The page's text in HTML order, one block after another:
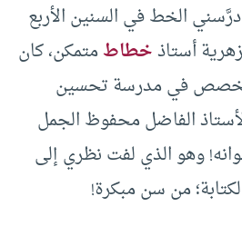
الخط في السنين الأربع
أستاذخطاطمتمكن، كان
في مدرسة تحسين
الفاضل محفوظ الجمل
وهو الذي لفت نظري إلى
من سن مبكرة!